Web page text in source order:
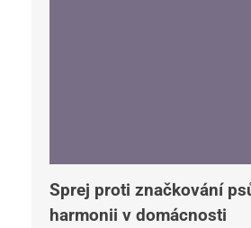
Sprej proti značkování
harmonii v domácnosti